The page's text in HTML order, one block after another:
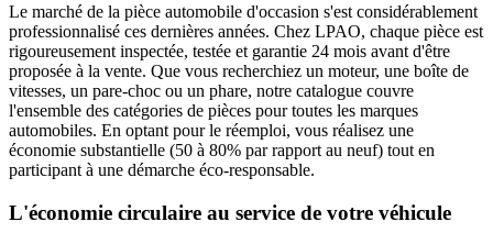
Le marché de la pièce automobile d'occasion s'est considérablement
professionnalisé ces dernières années. Chez LPAO, chaque pièce est
rigoureusement inspectée, testée et garantie 24 mois avant d'être
proposée à la vente. Que vous recherchiez un moteur, une boîte de
vitesses, un pare-choc ou un phare, notre catalogue couvre
l'ensemble des catégories de pièces pour toutes les marques
automobiles. En optant pour le réemploi, vous réalisez une
économie substantielle (50 à 80% par rapport au neuf) tout en
participant à une démarche éco-responsable.
L'économie circulaire au service de votre véhicule